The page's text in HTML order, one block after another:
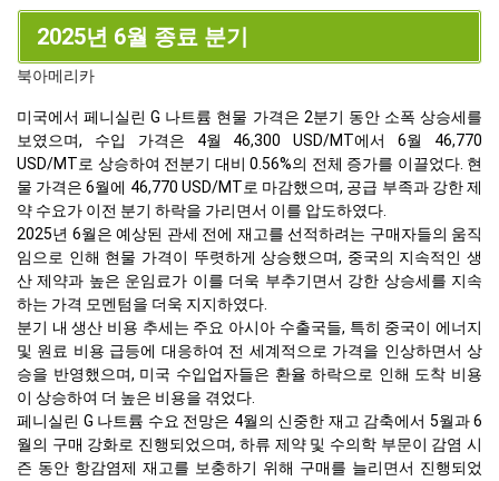
2025년 6월 종료 분기
북아메리카
미국에서 페니실린 G 나트륨 현물 가격은 2분기 동안 소폭 상승세를
보였으며, 수입 가격은 4월 46,300 USD/MT에서 6월 46,770
USD/MT로 상승하여 전분기 대비 0.56%의 전체 증가를 이끌었다. 현
물 가격은 6월에 46,770 USD/MT로 마감했으며, 공급 부족과 강한 제
약 수요가 이전 분기 하락을 가리면서 이를 압도하였다.
2025년 6월은 예상된 관세 전에 재고를 선적하려는 구매자들의 움직
임으로 인해 현물 가격이 뚜렷하게 상승했으며, 중국의 지속적인 생
산 제약과 높은 운임료가 이를 더욱 부추기면서 강한 상승세를 지속
하는 가격 모멘텀을 더욱 지지하였다.
분기 내 생산 비용 추세는 주요 아시아 수출국들, 특히 중국이 에너지
및 원료 비용 급등에 대응하여 전 세계적으로 가격을 인상하면서 상
승을 반영했으며, 미국 수입업자들은 환율 하락으로 인해 도착 비용
이 상승하여 더 높은 비용을 겪었다.
페니실린 G 나트륨 수요 전망은 4월의 신중한 재고 감축에서 5월과 6
월의 구매 강화로 진행되었으며, 하류 제약 및 수의학 부문이 감염 시
즌 동안 항감염제 재고를 보충하기 위해 구매를 늘리면서 진행되었